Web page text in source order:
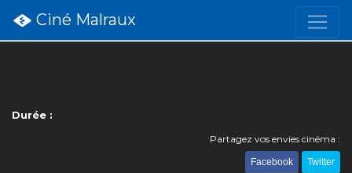
Ciné Malraux
Durée :
Partagez vos envies cinéma :
Facebook Twitter